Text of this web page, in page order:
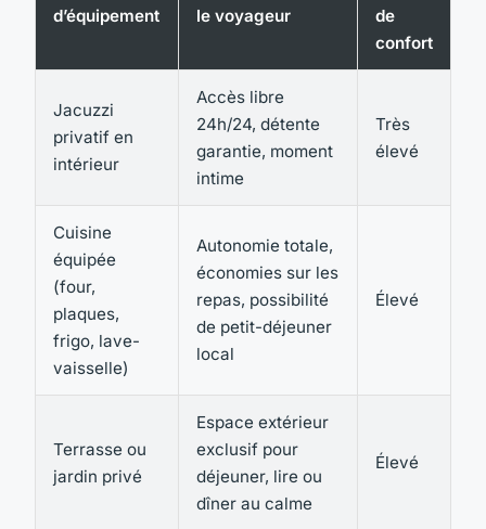
d’équipement
le voyageur
de
confort
Jacuzzi
privatif en
intérieur
Accès libre
24h/24, détente
garantie, moment
intime
Très
élevé
Cuisine
équipée
(four,
plaques,
frigo, lave-
vaisselle)
Autonomie totale,
économies sur les
repas, possibilité
de petit-déjeuner
local
Élevé
Terrasse ou
jardin privé
Espace extérieur
exclusif pour
déjeuner, lire ou
dîner au calme
Élevé